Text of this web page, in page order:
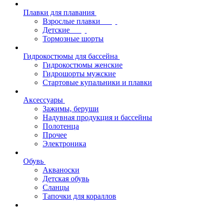
Плавки для плавания
Взрослые плавки
Детские
Тормозные шорты
Гидрокостюмы для бассейна
Гидрокостюмы женские
Гидрошорты мужские
Стартовые купальники и плавки
Аксессуары
Зажимы, беруши
Надувная продукция и бассейны
Полотенца
Прочее
Электроника
Обувь
Акваноски
Детская обувь
Сланцы
Тапочки для кораллов